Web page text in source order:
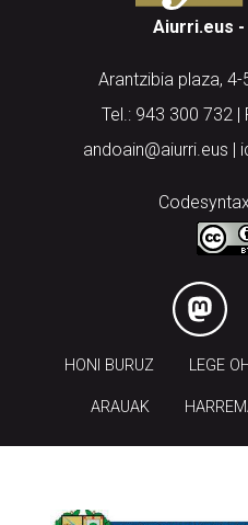
Aiurri.eus
Arantzibia plaza, 4-
Tel.: 943 300 732 |
andoain@aiurri.eus |
HONI BURUZ LEGE
ARAUAK